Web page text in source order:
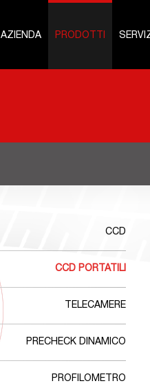
AZIENDA PRODOTTI
CCD
CCD PORTATILI
TELECAMERE
PRECHECK DINAMICO
PROFILOMETRO